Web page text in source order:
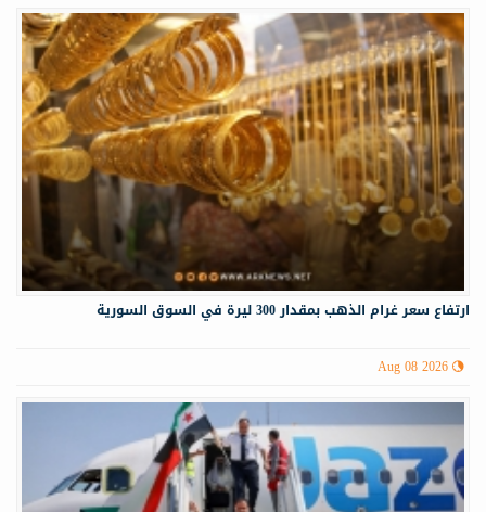
ارتفاع سعر غرام الذهب بمقدار 300 ليرة في السوق السورية
Aug 08 2026